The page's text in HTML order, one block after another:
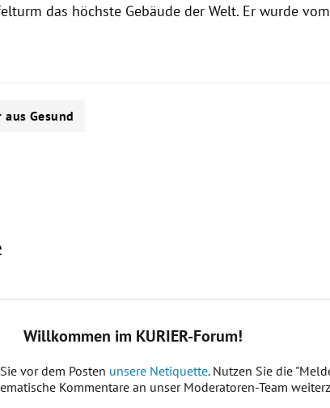
das höchste Gebäude der Welt. Er wurde vom
aus Gesund